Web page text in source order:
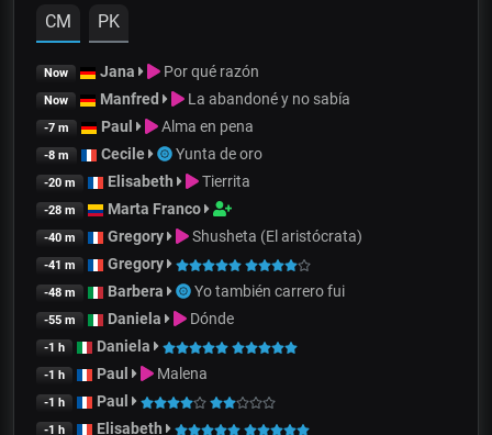
CM PK
Now Jana Por qué razón
Now Manfred La abandoné y no sabía
-7 m Paul Alma en pena
-8 m Cecile Yunta de oro
-20 m Elisabeth Tierrita
-28 m Marta Franco
-40 m Gregory Shusheta (El aristócrata)
-41 m Gregory
-48 m Barbera Yo también carrero fui
-55 m Daniela Dónde
-1 h Daniela
-1 h Paul Malena
-1 h Paul
-1 h Elisabeth